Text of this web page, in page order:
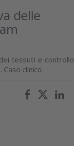
delle
tessuti e controllo
clinico